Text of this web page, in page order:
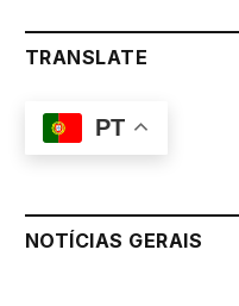
TRANSLATE
PT
NOTÍCIAS GERAIS